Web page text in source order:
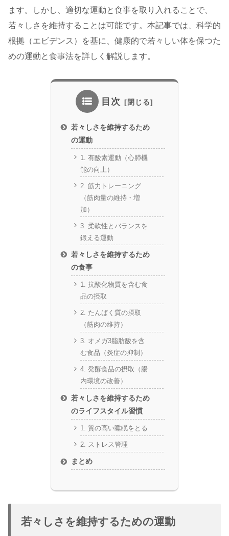
ます。しかし、適切な運動と食事を取り入れることで、
若々しさを維持することは可能です。本記事では、科学的
根拠（エビデンス）を基に、健康的で若々しい体を保つた
めの運動と食事法を詳しく解説します。
目次
若々しさを維持するため
の運動
1. 有酸素運動（心肺機
能の向上）
2. 筋力トレーニング
（筋肉量の維持・増
加）
3. 柔軟性とバランスを
鍛える運動
若々しさを維持するため
の食事
1. 抗酸化物質を含む食
品の摂取
2. たんぱく質の摂取
（筋肉の維持）
3. オメガ3脂肪酸を含
む食品（炎症の抑制）
4. 発酵食品の摂取（腸
内環境の改善）
若々しさを維持するため
のライフスタイル習慣
1. 質の高い睡眠をとる
2. ストレス管理
まとめ
若々しさを維持するための運動